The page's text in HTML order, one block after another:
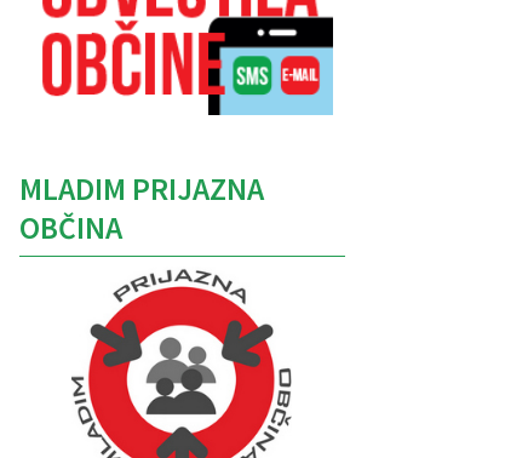
MLADIM PRIJAZNA
OBČINA